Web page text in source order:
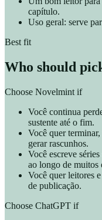
capítulo.
Uso geral: serve
Best fit
Who should
Choose Novelmint if
Você continua
sustente até o fim.
Você quer
gerar rascunhos.
Você escreve
ao longo de muitos
Você quer leitores
de publicação.
Choose ChatGPT if